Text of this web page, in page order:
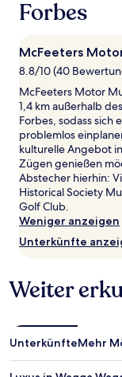
Preise
Verfügbarkeiten
können
sich
ändern.
Es
können
zusätzliche
Bedingungen
gelten.
Forbes
McFeeters
8.8/10 (40
McFeeters Motor
1,4 km außerhalb
Forbes, sodass sich
problemlos
kulturelle Angebot
Zügen genießen
Abstecher hierhin:
Historical Society
Golf Club.
Weniger anzeigen
Unterkünfte
Weiter
UnterkünfteMehr